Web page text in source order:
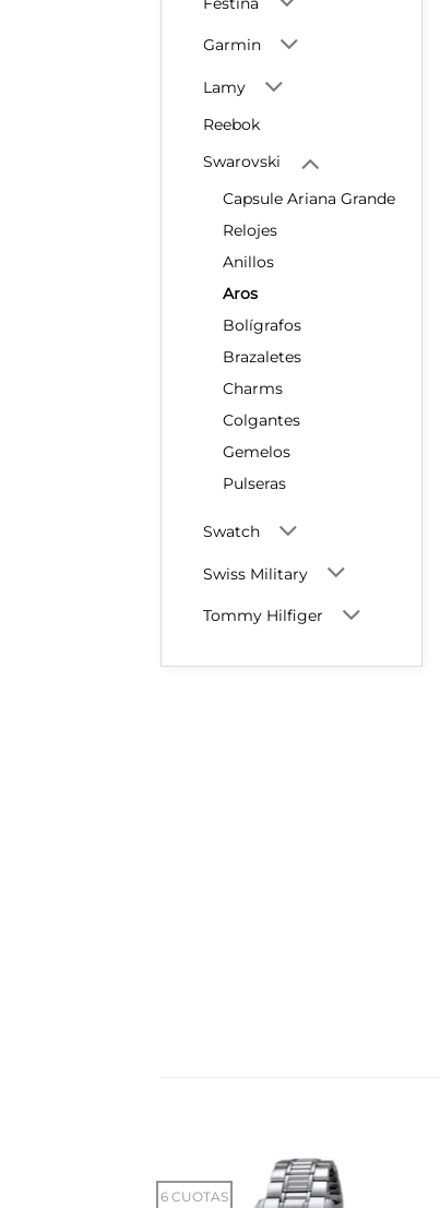
Garmin
Lamy
Reebok
Swarovski
Capsule Ariana Grande
Relojes
Anillos
Aros
Bolígrafos
Brazaletes
Charms
Colgantes
Gemelos
Pulseras
Swatch
Swiss Military
Tommy Hilfiger
6 CUOTAS